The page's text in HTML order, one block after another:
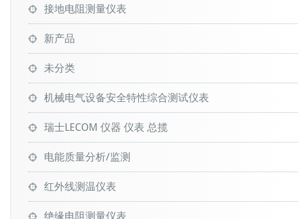
接地电阻测量仪表
新产品
未分类
机械电气设备安全特性综合测试仪表
瑞士LECOM 仪器 仪表 总揽
电能质量分析/监测
红外线测温仪表
绝缘电阻测量仪表